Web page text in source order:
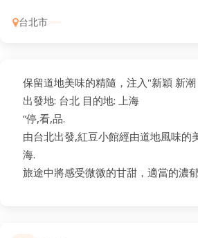
台北市
保留道地美味的精隨，注入"新穎 新
出發地: 台北 目的地: 上海
“停,看,品.
由台北出發,紅豆小館經由道地風味的
海.
旅途中將感受微微的甘甜，適當的濃